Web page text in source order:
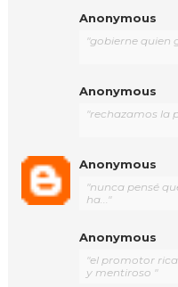
Anonymous
"gobierne quien
Anonymous
"rechazamos la
Anonymous
"nunca pensé
ha..."
Anonymous
"el promotor
y mentiroso "